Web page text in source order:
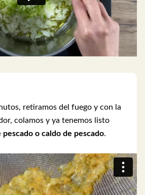
retiramos del fuego y con la
colamos y ya tenemos listo
o caldo de pescado.